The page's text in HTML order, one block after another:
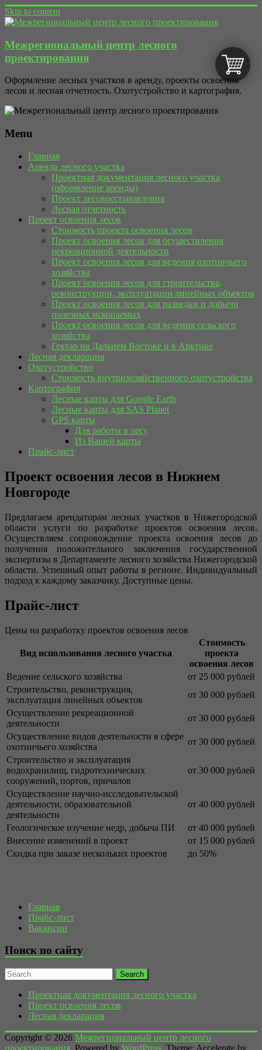
Skip to content
Межрегиональный центр лесного
проектирования
Оформление лесных участков в аренду, проекты освоения
лесов и лесная отчетность. Охотустройство и картография.
Menu
Главная
Аренда лесного участка
Проектная документация лесного участка
(оформление аренды)
Проект лесовосстановления
Лесная отчетность
Проект освоения лесов
Стоимость проекта освоения лесов
Проект освоения лесов для осуществления
рекреационной деятельности
Проект освоения лесов для ведения охотничьего
хозяйства
Проект освоения лесов для строительства,
реконструкции, эксплуатации линейных объектов
Проект освоения лесов для разведки и добычи
полезных ископаемых
Проект освоения лесов для ведения сельского
хозяйства
Гектар на Дальнем Востоке и в Арктике
Лесная декларация
Охотустройство
Стоимость внутрихозяйственного охотустройства
Картография
Лесные карты для Google Earth
Лесные карты для SAS Planet
GPS карты
Для работы в лесу
Из Вашей карты
Прайс-лист
Проект освоения лесов в Нижнем
Новгороде
Предлагаем арендаторам лесных участков в Нижегородской
области услуги по разработке проектов освоения лесов.
Осуществляем сопровождение проекта освоения лесов до
получения положительного заключения государственной
экспертизы в Департаменте лесного хозяйства Нижегородской
области. Успешный опыт работы в регионе. Индивидуальный
подход к каждому заказчику. Доступные цены.
Прайс-лист
Цены на разработку проектов освоения лесов
Вид использования лесного участка
Стоимость
проекта
освоения лесов
Ведение сельского хозяйства
от 25 000 рублей
Строительство, реконструкция,
эксплуатация линейных объектов
от 30 000 рублей
Осуществление рекреационной
деятельности
от 30 000 рублей
Осуществление видов деятельности в сфере
охотничьего хозяйства
от 30 000 рублей
Строительство и эксплуатация
водохранилищ, гидротехнических
сооружений, портов, причалов
от 30 000 рублей
Осуществление научно-исследовательской
деятельности, образовательной
деятельности
от 40 000 рублей
Геологическое изучение недр, добыча ПИ
от 40 000 рублей
Внесение изменений в проект
от 15 000 рублей
Скидка при заказе нескольких проектов
до 50%
Главная
Прайс-лист
Вакансии
Поиск по сайту
Проектная документация лесного участка
Проект освоения лесов
Лесная декларация
Copyright © 2026 Межрегиональный центр лесного
проектирования . Powered by WordPress . Theme: Accelerate by